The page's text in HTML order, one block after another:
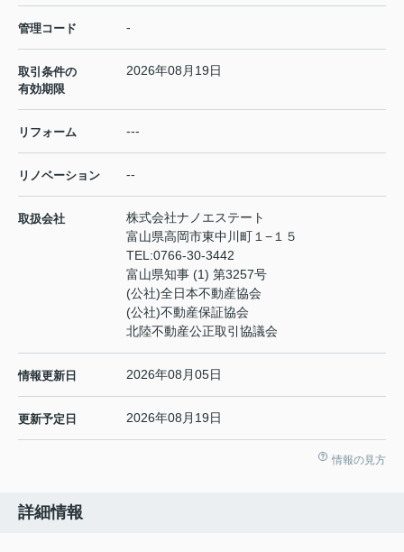
管理コード -
取引条件の
有効期限
2026年08月19日
リフォーム ---
リノベーション --
取扱会社
株式会社ナノエステート
富山県高岡市東中川町１−１５
TEL:0766-30-3442
富山県知事 (1) 第3257号
(公社)全日本不動産協会
(公社)不動産保証協会
北陸不動産公正取引協議会
情報更新日 2026年08月05日
更新予定日 2026年08月19日
情報の見方
詳細情報